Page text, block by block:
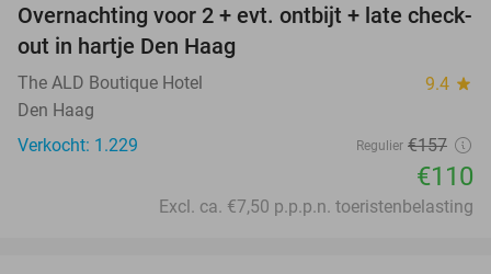
30%
Overnachting voor 2 + evt. ontbijt + late check-
out in hartje Den Haag
The ALD Boutique Hotel 9.4 star
Den Haag
Verkocht: 1.229
Regulier €157
€110
Excl. ca. €7,50 p.p.p.n. toeristenbelasting